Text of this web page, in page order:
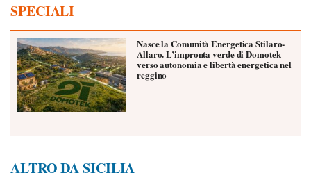
SPECIALI
Nasce la Comunità Energetica Stilaro-
Allaro. L’impronta verde di Domotek
verso autonomia e libertà energetica nel
reggino
ALTRO DA SICILIA